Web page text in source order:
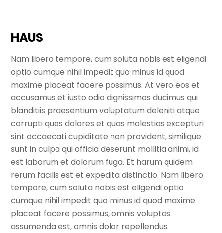
HAUS
Nam libero tempore, cum soluta nobis est eligendi
optio cumque nihil impedit quo minus id quod
maxime placeat facere possimus. At vero eos et
accusamus et iusto odio dignissimos ducimus qui
blanditiis praesentium voluptatum deleniti atque
corrupti quos dolores et quas molestias excepturi
sint occaecati cupiditate non provident, similique
sunt in culpa qui officia deserunt mollitia animi, id
est laborum et dolorum fuga. Et harum quidem
rerum facilis est et expedita distinctio. Nam libero
tempore, cum soluta nobis est eligendi optio
cumque nihil impedit quo minus id quod maxime
placeat facere possimus, omnis voluptas
assumenda est, omnis dolor repellendus.